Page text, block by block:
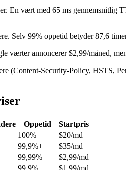
En vært med 65 ms gennemsnitlig
Selv 99% oppetid betyder 87,6
værter annoncerer $2,99/måned,
(Content-Security-Policy, HSTS,
Oppetid
Startpris
100%
$20/md
99,9%+
$35/md
99,99%
$2,99/md
99,9% $1,99/md